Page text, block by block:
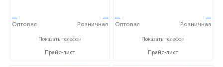
—
Оптовая
—
Розничная
+7 (4752) 56-53-36
Показать телефон
Прайс-лист
—
Оптовая
—
Розничная
+7 (4752) 56-53-36
Показать телефон
Прайс-лист